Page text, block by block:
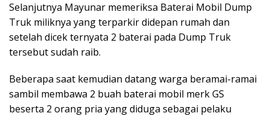
Selanjutnya Mayunar memeriksa Baterai Mobil Dump
Truk miliknya yang terparkir didepan rumah dan
setelah dicek ternyata 2 baterai pada Dump Truk
tersebut sudah raib.
Beberapa saat kemudian datang warga beramai-ramai
sambil membawa 2 buah baterai mobil merk GS
beserta 2 orang pria yang diduga sebagai pelaku